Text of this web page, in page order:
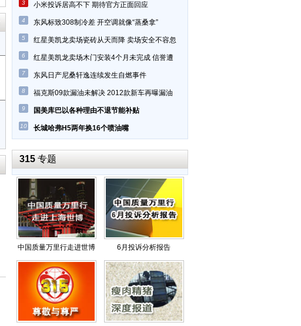
3 小米投诉居高不下 期待官方正面回应
4 东风标致308制冷差 开空调就像“蒸桑拿”
5 红星美凯龙卖场瓷砖从天而降 卖场安全不容忽
6 红星美凯龙卖场木门安装4个月未完成 信誉遭
7 东风日产尼桑轩逸连续发生自燃事件
8 福克斯09款漏油未解决 2012款新车再曝漏油
9 国美库巴以各种理由不退节能补贴
10 长城哈弗H5两年换16个喷油嘴
315 专题
中国质量万里行走进世博 6月投诉分析报告